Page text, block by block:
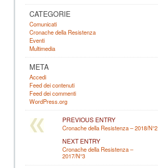
CATEGORIE
Comunicati
Cronache della Resistenza
Eventi
Multimedia
META
Accedi
Feed dei contenuti
Feed dei commenti
WordPress.org
PREVIOUS ENTRY
Cronache della Resistenza – 2018/N°2
NEXT ENTRY
Cronache della Resistenza –
2017/N°3